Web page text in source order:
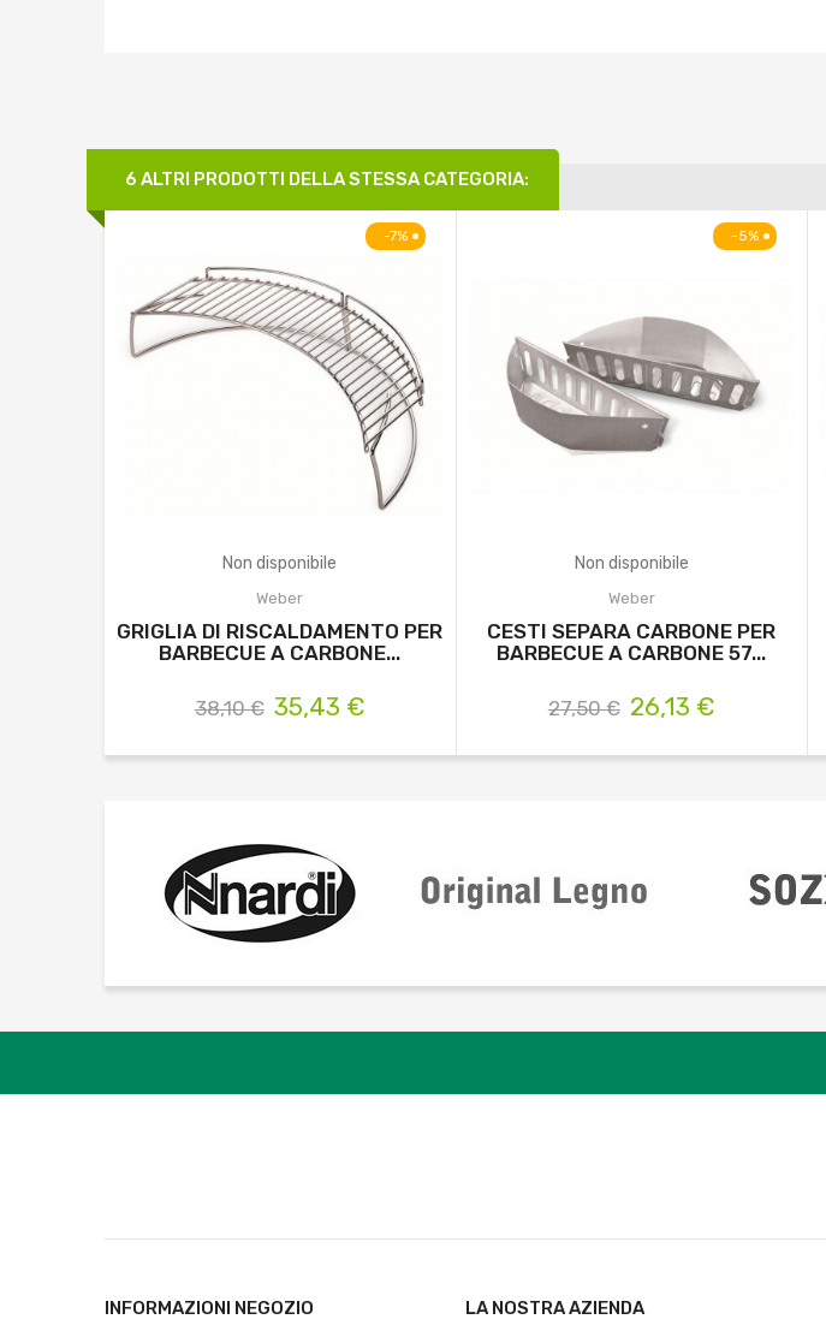
6 ALTRI PRODOTTI DELLA STESSA CATEGORIA:
-7%
Non disponibile
Weber
GRIGLIA DI RISCALDAMENTO PER
BARBECUE A CARBONE...
38,10 € 35,43 €
-5%
Non disponibile
Weber
CESTI SEPARA CARBONE PER
BARBECUE A CARBONE 57...
27,50 € 26,13 €
INFORMAZIONI NEGOZIO LA NOSTRA AZIENDA